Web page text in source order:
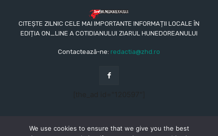
CITEȘTE ZILNIC CELE MAI IMPORTANTE INFORMAȚII LOCALE ÎN
EDIȚIA ON_LINE A COTIDIANULUI ZIARUL HUNEDOREANULUI
Contactează-ne: redactia@zhd.ro
We use cookies to ensure that we give you the best